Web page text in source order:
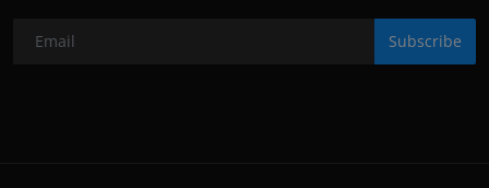
Subscribe